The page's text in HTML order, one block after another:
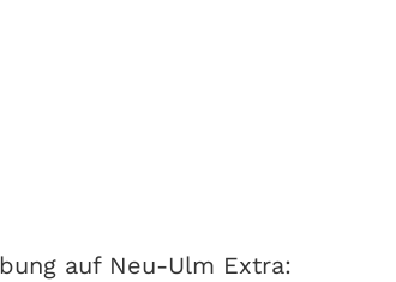
auf Neu-Ulm Extra: